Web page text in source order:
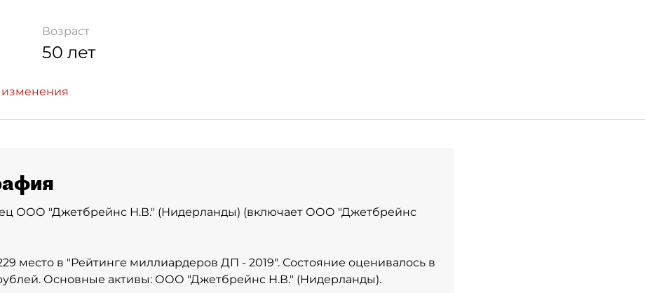
Возраст
50 лет
ООО "Джетбрейнс Н.В." (Нидерланды) (включает ООО "Джетбрейнс
место в "Рейтинге миллиардеров ДП - 2019". Состояние оценивалось в
Основные активы: ООО "Джетбрейнс Н.В." (Нидерланды).